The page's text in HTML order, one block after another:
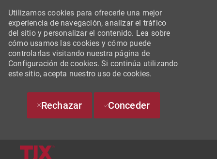
Utilizamos cookies para ofrecerle una mejor
experiencia de navegación, analizar el tráfico
del sitio y personalizar el contenido. Lea sobre
cómo usamos las cookies y cómo puede
controlarlas visitando nuestra página de
Configuración de cookies. Si continúa utilizando
este sitio, acepta nuestro uso de cookies.
Rechazar Conceder